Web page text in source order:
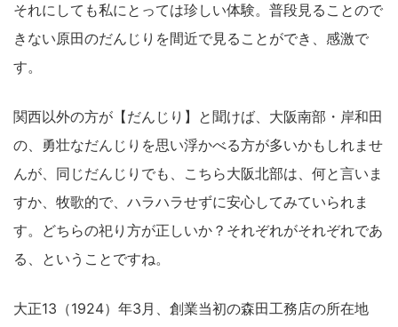
それにしても私にとっては珍しい体験。普段見ることので
きない原田のだんじりを間近で見ることができ、感激で
す。
関西以外の方が【だんじり】と聞けば、大阪南部・岸和田
の、勇壮なだんじりを思い浮かべる方が多いかもしれませ
んが、同じだんじりでも、こちら大阪北部は、何と言いま
すか、牧歌的で、ハラハラせずに安心してみていられま
す。どちらの祀り方が正しいか？それぞれがそれぞれであ
る、ということですね。
大正13（1924）年3月、創業当初の森田工務店の所在地